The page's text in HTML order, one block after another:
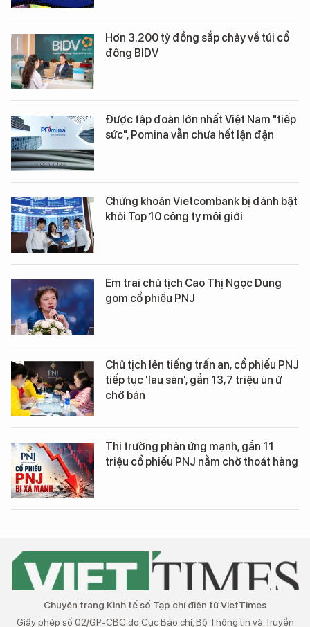
Hơn 3.200 tỷ đồng sắp chảy về túi cổ
đông BIDV
Được tập đoàn lớn nhất Việt Nam "tiếp
sức", Pomina vẫn chưa hết lận đận
Chứng khoán Vietcombank bị đánh bật
khỏi Top 10 công ty môi giới
Em trai chủ tịch Cao Thị Ngọc Dung
gom cổ phiếu PNJ
Chủ tịch lên tiếng trấn an, cổ phiếu PNJ
tiếp tục 'lau sàn', gần 13,7 triệu ùn ứ
chờ bán
Thị trường phản ứng mạnh, gần 11
triệu cổ phiếu PNJ nằm chờ thoát hàng
Chuyên trang Kinh tế số Tạp chí điện tử VietTimes
Giấy phép số 02/GP-CBC do Cục Báo chí, Bộ Thông tin và Truyền